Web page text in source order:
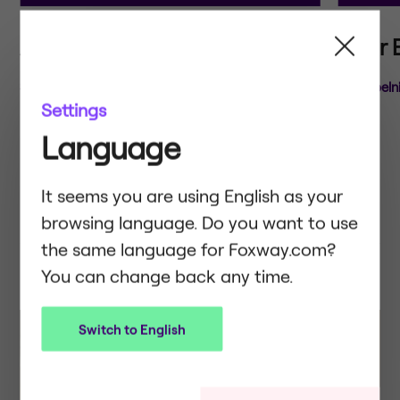
After
Se
Related
Settings
Language
It seems you are using English as your
browsing language. Do you want to use
the same language for Foxway.com?
You can change back any time.
Switch to English
Det ser ut til at du surfer på norsk. Vil
du bruke samme språk på
Foxway.com? Du kan alltid bytte
tilbake.